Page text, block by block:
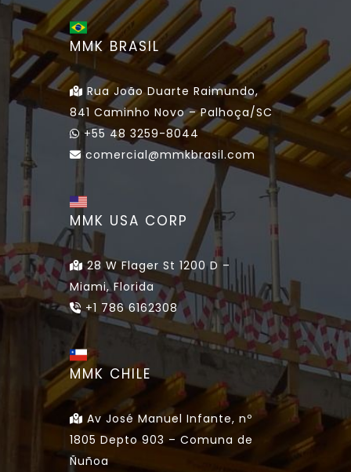
MMK BRASIL
Rua João Duarte Raimundo,
841 Caminho Novo – Palhoça/SC
+55 48 3259-8044
comercial@mmkbrasil.com
MMK USA CORP
28 W Flager St 1200 D –
Miami, Florida
+1 786 6162308
MMK CHILE
Av José Manuel Infante, nº
1805 Depto 903 – Comuna de
Ñuñoa